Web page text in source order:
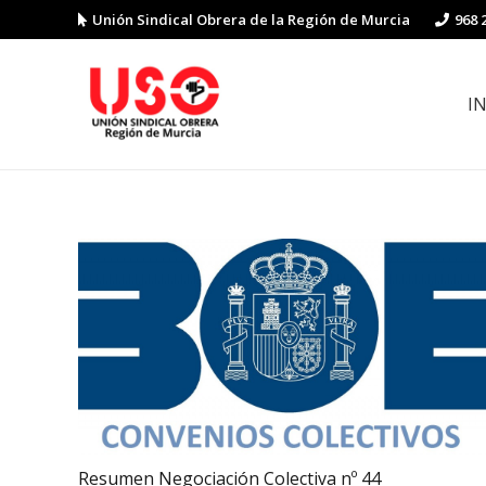
Unión Sindical Obrera de la Región de Murcia 968
Resumen Negociación Colectiva nº 44